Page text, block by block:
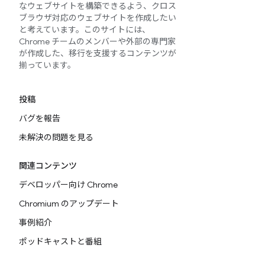
なウェブサイトを構築できるよう、クロス
ブラウザ対応のウェブサイトを作成したい
と考えています。このサイトには、
Chrome チームのメンバーや外部の専門家
が作成した、移行を支援するコンテンツが
揃っています。
投稿
バグを報告
未解決の問題を見る
関連コンテンツ
デベロッパー向け Chrome
Chromium のアップデート
事例紹介
ポッドキャストと番組